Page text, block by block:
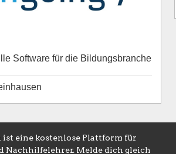
Software für die Bildungsbranche
eine kostenlose Plattform für
Nachhilfelehrer. Melde dich gleich